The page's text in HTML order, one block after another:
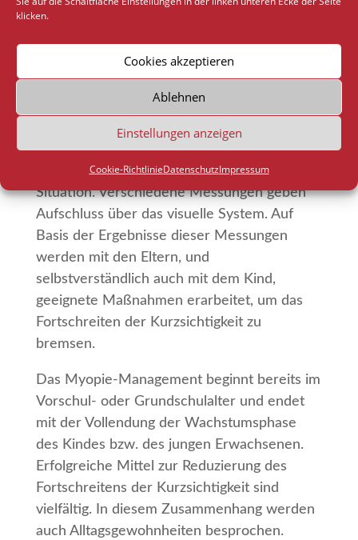
klicken.
Cookies akzeptieren
Ablehnen
Einstellungen anzeigen
Cookie-RichtlinieDatenschutzImpressum
Sehen herzustellen.
Ursachen für eine frühe Kurzsichtigkeit
können manigfaltig sein und werden in
einem persönlichen Gespräch abgeklärt.
Die Risikoeinschätzung für eine
Kurzsichtigkeit erfolgt nach einer
umfangreichen Analyse der bisherigen
Situation. Verschiedene Messungen geben
Aufschluss über das visuelle System. Auf
Basis der Ergebnisse dieser Messungen
werden mit den Eltern, und
selbstverständlich auch mit dem Kind,
geeignete Maßnahmen erarbeitet, um das
Fortschreiten der Kurzsichtigkeit zu
bremsen.
Das Myopie-Management beginnt bereits im
Vorschul- oder Grundschulalter und endet
mit der Vollendung der Wachstumsphase
des Kindes bzw. des jungen Erwachsenen.
Erfolgreiche Mittel zur Reduzierung des
Fortschreitens der Kurzsichtigkeit sind
vielfältig. In diesem Zusammenhang werden
auch Alltagsgewohnheiten besprochen.